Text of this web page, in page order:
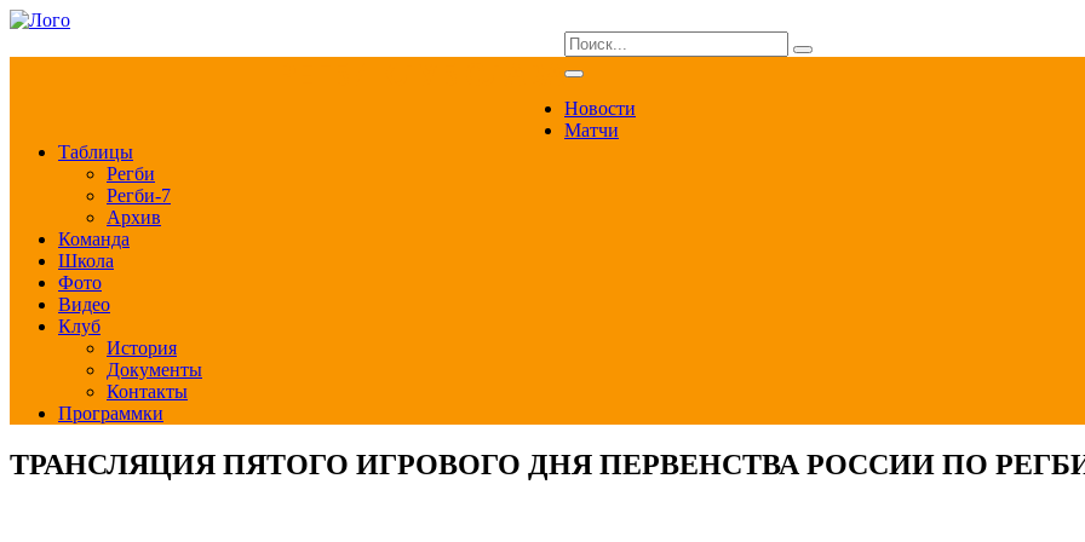
Новости
Матчи
Таблицы
Регби
Регби-7
Архив
Команда
Школа
Фото
Видео
Клуб
История
Документы
Контакты
Программки
ТРАНСЛЯЦИЯ ПЯТОГО ИГРОВОГО ДНЯ ПЕРВЕНСТВА РОССИИ ПО РЕГБИ